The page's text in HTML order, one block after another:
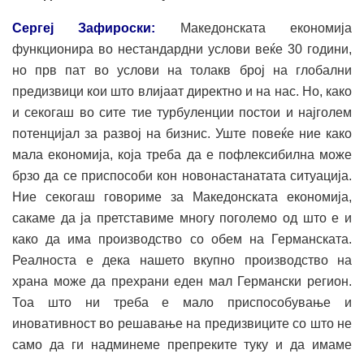
Сергеј Зафироски: Македонската економија
функционира во нестандардни услови веќе 30 години,
но прв пат во услови на толакв број на глобални
предизвици кои што влијаат директно и на нас. Но, како
и секогаш во сите тие турбуленции постои и најголем
потенцијал за развој на бизнис. Уште повеќе ние како
мала економија, која треба да е пофлексибилна може
брзо да се приспособи кон новонастанатата ситуација.
Ние секогаш говориме за Македонската економија,
сакаме да ја претставиме многу поголемо од што е и
како да има производство со обем на Германската.
Реалноста е дека нашето вкупно производство на
храна може да прехрани еден мал Германски регион.
Тоа што ни треба е мало приспособување и
иновативност во решавање на предизвиците со што не
само да ги надминеме препреките туку и да имаме